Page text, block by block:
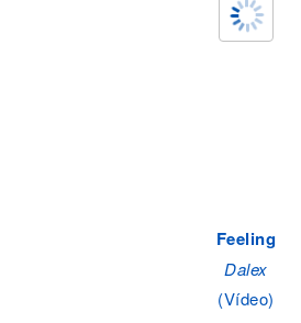
Feeling
Dalex
(Vídeo)